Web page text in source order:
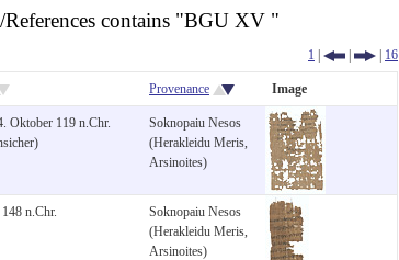
contains "BGU XV "
1 | | | 16
Provenance Image
Oktober 119 n.Chr.
Soknopaiu Nesos
(Herakleidu Meris,
Arsinoites)
n.Chr.
Soknopaiu Nesos
(Herakleidu Meris,
Arsinoites)